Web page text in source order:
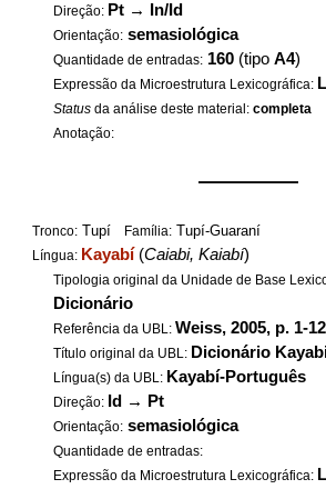
Direção: Pt → In/Id
Orientação: semasiológica
Quantidade de entradas: 160 (tipoA4)
Expressão da Microestrutura Lexicográfica:
Status da análise deste material:completa
Anotação:
——————
Tronco: Tupí Família: Tupí-Guaraní
Língua: Kayabí (Caiabi, Kaiabí)
Tipologia original da Unidade de Base
Dicionário
Referência da UBL:Weiss, 2005, p. 1-
Título original da UBL: Dicionário
Língua(s) da UBL: Kayabí-Português
Direção: Id → Pt
Orientação: semasiológica
Quantidade de entradas:
Expressão da Microestrutura Lexicográfica: